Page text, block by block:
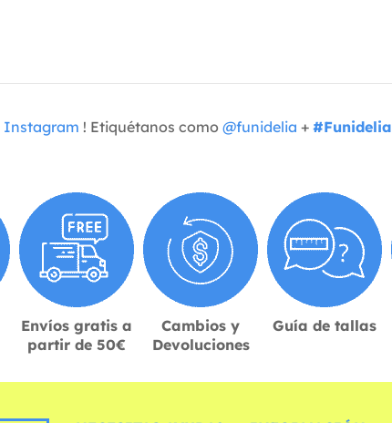
Instagram ! Etiquétanos como @funidelia + #Funidelia
Envíos gratis a
partir de 50€
Cambios y
Devoluciones
Guía de tallas